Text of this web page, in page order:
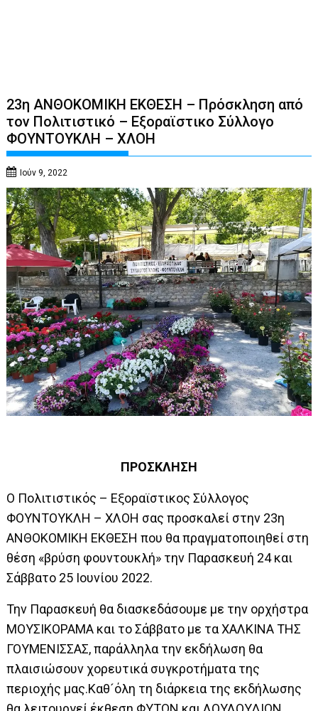
23η ΑΝΘΟΚΟΜΙΚΗ ΕΚΘΕΣΗ – Πρόσκληση από
τον Πολιτιστικό – Εξοραϊστικο Σύλλογο
ΦΟΥΝΤΟΥΚΛΗ – ΧΛΟΗ
Ιούν 9, 2022
ΠΡΟΣΚΛΗΣΗ
Ο Πολιτιστικός – Εξοραϊστικος Σύλλογος
ΦΟΥΝΤΟΥΚΛΗ – ΧΛΟΗ σας προσκαλεί στην 23η
ΑΝΘΟΚΟΜΙΚΗ ΕΚΘΕΣΗ που θα πραγματοποιηθεί στη
θέση «βρύση φουντουκλή» την Παρασκευή 24 και
Σάββατο 25 Ιουνίου 2022.
Την Παρασκευή θα διασκεδάσουμε με την ορχήστρα
ΜΟΥΣΙΚΟΡΑΜΑ και το Σάββατο με τα ΧΑΛΚΙΝΑ ΤΗΣ
ΓΟΥΜΕΝΙΣΣΑΣ, παράλληλα την εκδήλωση θα
πλαισιώσουν χορευτικά συγκροτήματα της
περιοχής μας.Καθ´όλη τη διάρκεια της εκδήλωσης